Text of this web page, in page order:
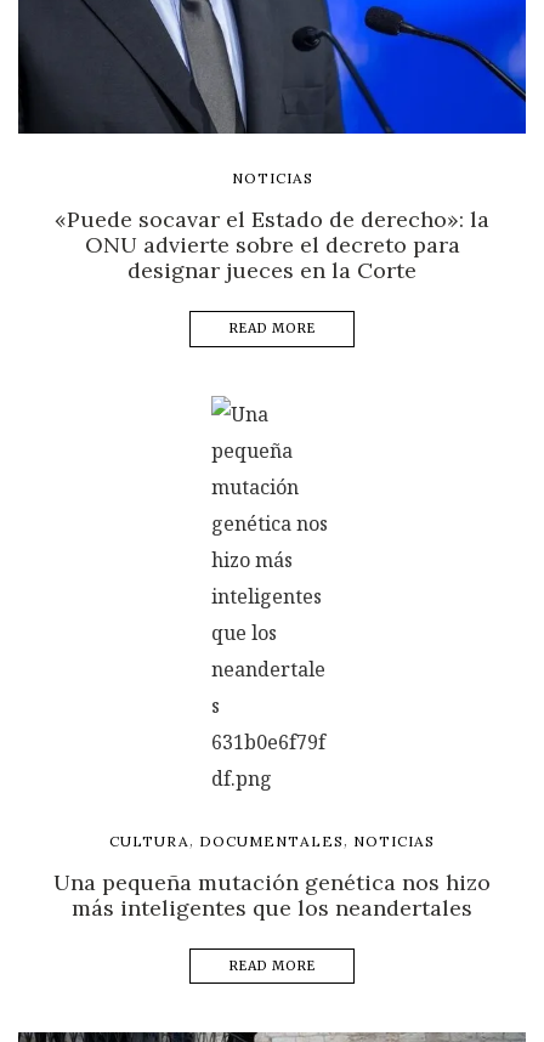
NOTICIAS
«Puede socavar el Estado de derecho»: la
ONU advierte sobre el decreto para
designar jueces en la Corte
READ MORE
CULTURA , DOCUMENTALES , NOTICIAS
Una pequeña mutación genética nos hizo
más inteligentes que los neandertales
READ MORE